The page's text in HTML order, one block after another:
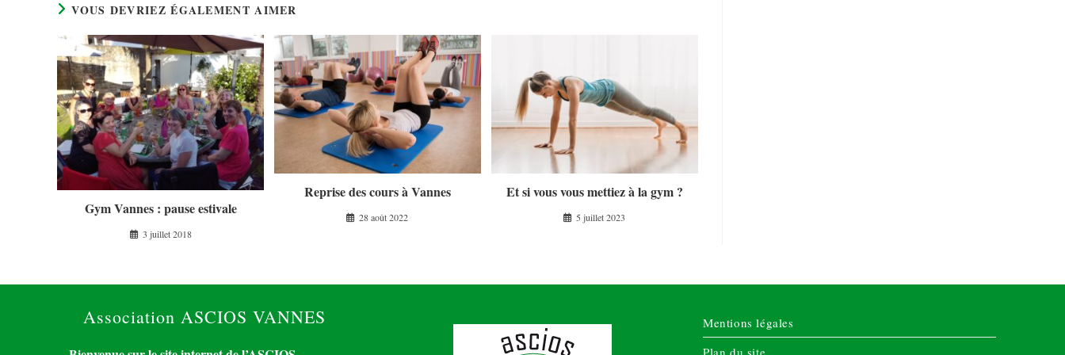
VOUS DEVRIEZ ÉGALEMENT AIMER
Gym Vannes : pause estivale
3 juillet 2018
Reprise des cours à Vannes
28 août 2022
Et si vous vous mettiez à la gym ?
5 juillet 2023
Association ASCIOS VANNES
Mentions légales